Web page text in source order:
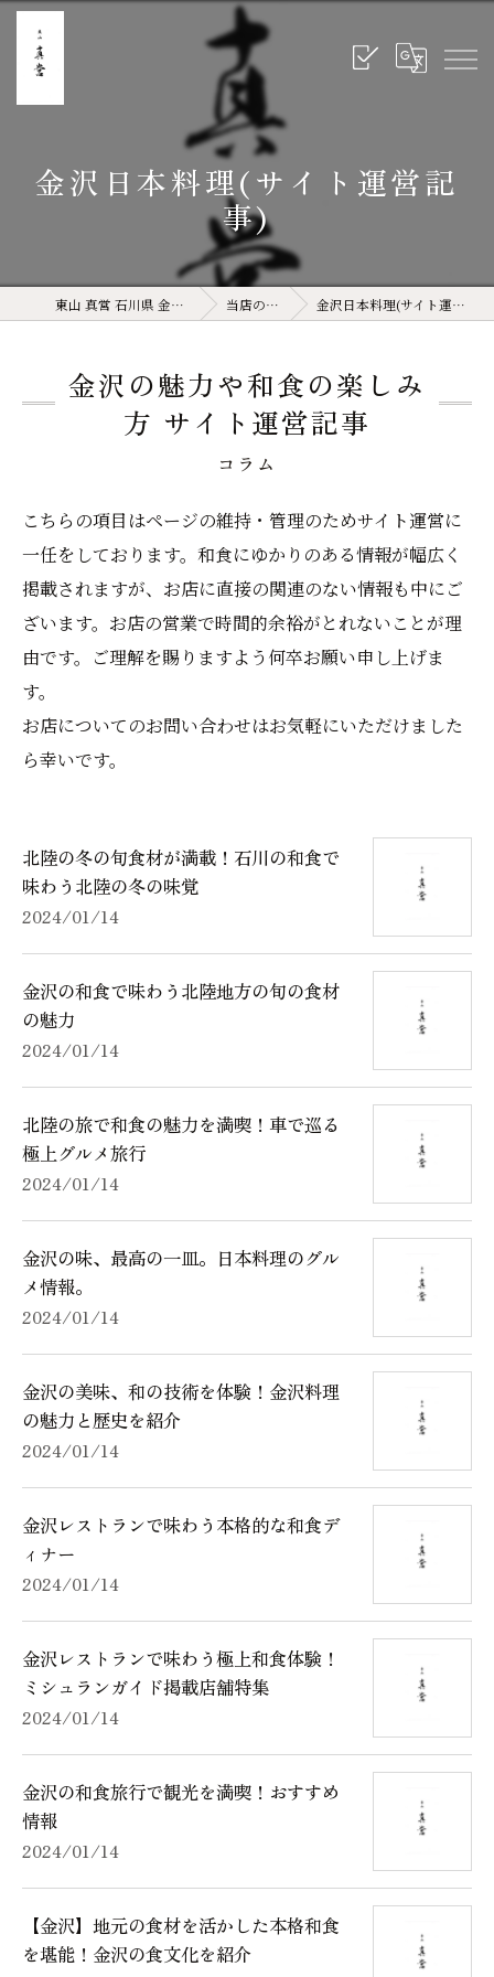
金沢日本料理(サイト運営記
事)
東山 真営 石川県 金沢 和食 当店の特徴 金沢日本料理(サイト運営記事)
金沢の魅力や和食の楽しみ
方 サイト運営記事
コラム
こちらの項目はページの維持・管理のためサイト運営に
一任をしております。和食にゆかりのある情報が幅広く
掲載されますが、お店に直接の関連のない情報も中にご
ざいます。お店の営業で時間的余裕がとれないことが理
由です。ご理解を賜りますよう何卒お願い申し上げま
す。
お店についてのお問い合わせはお気軽にいただけました
ら幸いです。
北陸の冬の旬食材が満載！石川の和食で
味わう北陸の冬の味覚
2024/01/14
金沢の和食で味わう北陸地方の旬の食材
の魅力
2024/01/14
北陸の旅で和食の魅力を満喫！車で巡る
極上グルメ旅行
2024/01/14
金沢の味、最高の一皿。日本料理のグル
メ情報。
2024/01/14
金沢の美味、和の技術を体験！金沢料理
の魅力と歴史を紹介
2024/01/14
金沢レストランで味わう本格的な和食デ
ィナー
2024/01/14
金沢レストランで味わう極上和食体験！
ミシュランガイド掲載店舗特集
2024/01/14
金沢の和食旅行で観光を満喫！おすすめ
情報
2024/01/14
【金沢】地元の食材を活かした本格和食
を堪能！金沢の食文化を紹介